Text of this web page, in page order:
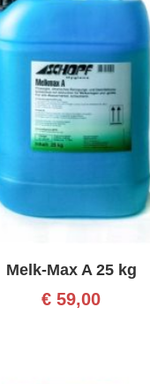
Melk-Max A 25 kg
€ 59,00